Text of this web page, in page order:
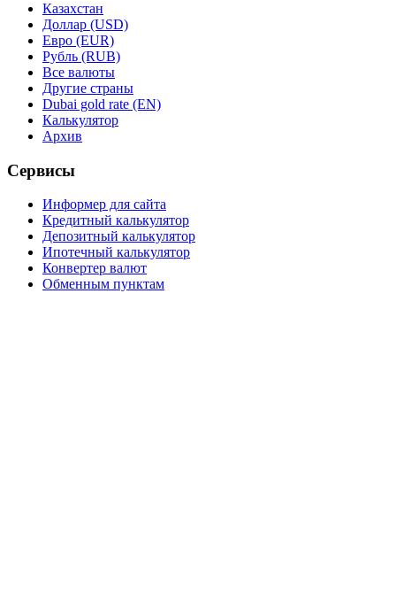
Казахстан
Доллар (USD)
Евро (EUR)
Рубль (RUB)
Все валюты
Другие страны
Dubai gold rate (EN)
Калькулятор
Архив
Сервисы
Информер для сайта
Кредитный калькулятор
Депозитный калькулятор
Ипотечный калькулятор
Конвертер валют
Обменным пунктам